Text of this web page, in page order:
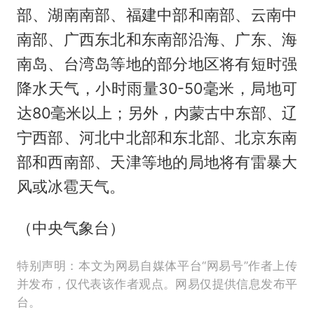
部、湖南南部、福建中部和南部、云南中
南部、广西东北和东南部沿海、广东、海
南岛、台湾岛等地的部分地区将有短时强
降水天气，小时雨量30-50毫米，局地可
达80毫米以上；另外，内蒙古中东部、辽
宁西部、河北中北部和东北部、北京东南
部和西南部、天津等地的局地将有雷暴大
风或冰雹天气。
（中央气象台）
特别声明：本文为网易自媒体平台“网易号”作者上传
并发布，仅代表该作者观点。网易仅提供信息发布平
台。